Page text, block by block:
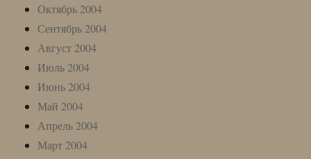
Октябрь 2004
Сентябрь 2004
Август 2004
Июль 2004
Июнь 2004
Май 2004
Апрель 2004
Март 2004